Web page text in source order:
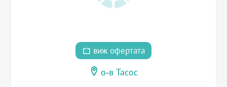
виж офертата
о-в Тасос